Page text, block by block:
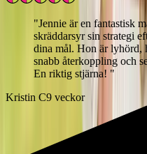
"Jennie är en fantastisk
skräddarsyr sin strategi
dina mål. Hon är lyhörd,
snabb återkoppling och
En riktig stjärna! "
Kristin C9 veckor